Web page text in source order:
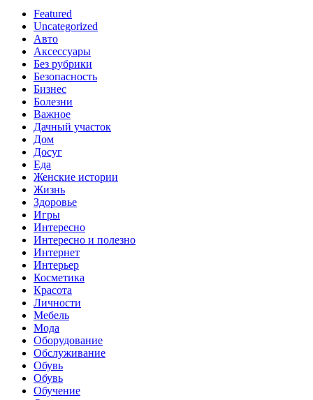
Featured
Uncategorized
Авто
Аксессуары
Без рубрики
Безопасность
Бизнес
Болезни
Важное
Дачный участок
Дом
Досуг
Еда
Женские истории
Жизнь
Здоровье
Игры
Интересно
Интересно и полезно
Интернет
Интерьер
Косметика
Красота
Личности
Мебель
Мода
Оборудование
Обслуживание
Обувь
Обувь
Обучение